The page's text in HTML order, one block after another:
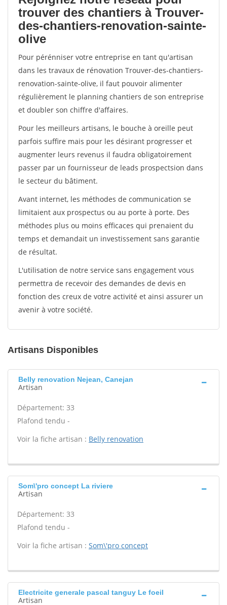
trouver des chantiers à Trouver-
des-chantiers-renovation-sainte-
olive
Pour pérénniser votre entreprise en tant qu'artisan
dans les travaux de rénovation Trouver-des-chantiers-
renovation-sainte-olive, il faut pouvoir alimenter
régulièrement le planning chantiers de son entreprise
et doubler son chiffre d'affaires.
Pour les meilleurs artisans, le bouche à oreille peut
parfois suffire mais pour les désirant progresser et
augmenter leurs revenus il faudra obligatoirement
passer par un fournisseur de leads prospectsion dans
le secteur du bâtiment.
Avant internet, les méthodes de communication se
limitaient aux prospectus ou au porte à porte. Des
méthodes plus ou moins efficaces qui prenaient du
temps et demandait un investissement sans garantie
de résultat.
L'utilisation de notre service sans engagement vous
permettra de recevoir des demandes de devis en
fonction des creux de votre activité et ainsi assurer un
avenir à votre société.
Artisans Disponibles
Belly renovation Nejean, Canejan
Artisan
Département: 33
Plafond tendu -
Voir la fiche artisan : Belly renovation
Som\'pro concept La riviere
Artisan
Département: 33
Plafond tendu -
Voir la fiche artisan : Som\'pro concept
Electricite generale pascal tanguy Le foeil
Artisan